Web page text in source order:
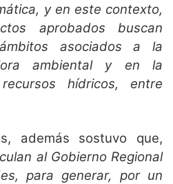
y en este contexto,
aprobados buscan
asociados a la
ambiental y en la
hídricos, entre
además sostuvo que,
al Gobierno Regional
para generar, por un